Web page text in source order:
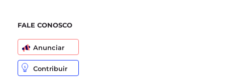
FALE CONOSCO
Anunciar
Contribuir